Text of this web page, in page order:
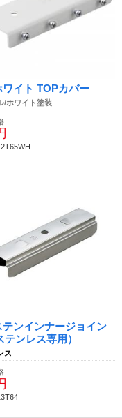
ワイト TOPカバー
/ホワイト塗装
テンインナージョイン
テンレス専用）
ス